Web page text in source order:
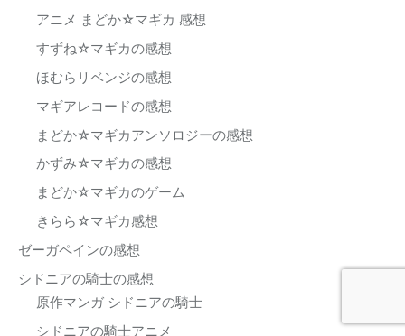
アニメ まどか☆マギカ 感想
すずね☆マギカの感想
ほむらリベンジの感想
マギアレコードの感想
まどか☆マギカアンソロジーの感想
かずみ☆マギカの感想
まどか☆マギカのゲーム
きらら☆マギカ感想
ゼーガペインの感想
シドニアの騎士の感想
原作マンガ シドニアの騎士
シドニアの騎士アニメ